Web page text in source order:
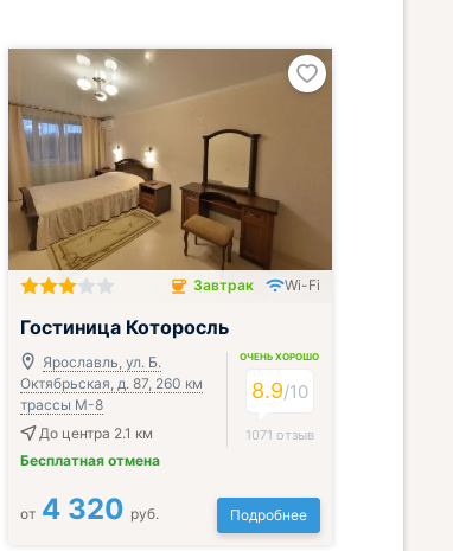
Завтрак включён
Завтрак Wi-Fi
Гостиница Которосль
Ярославль, ул. Б.
Октябрьская, д. 87, 260 км
трассы М-8
До центра 2.1 км
Бесплатная отмена
ОЧЕНЬ ХОРОШО
8.9/10
1071 отзыв
от 4 320 руб. Подробнее